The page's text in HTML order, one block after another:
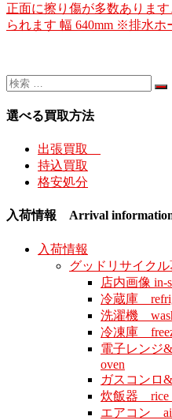
正面に擦り傷が多数ありま
られます 幅 640mm ※排水
選べる買取方法
出張買取
持込買取
格安処分
入荷情報 Arrival
入荷情報
グッドリサイク
店内画像 in-
冷蔵庫
洗濯機
冷凍庫
電子レンジ
oven
ガスコンロ
炊飯器 rice
エアコン